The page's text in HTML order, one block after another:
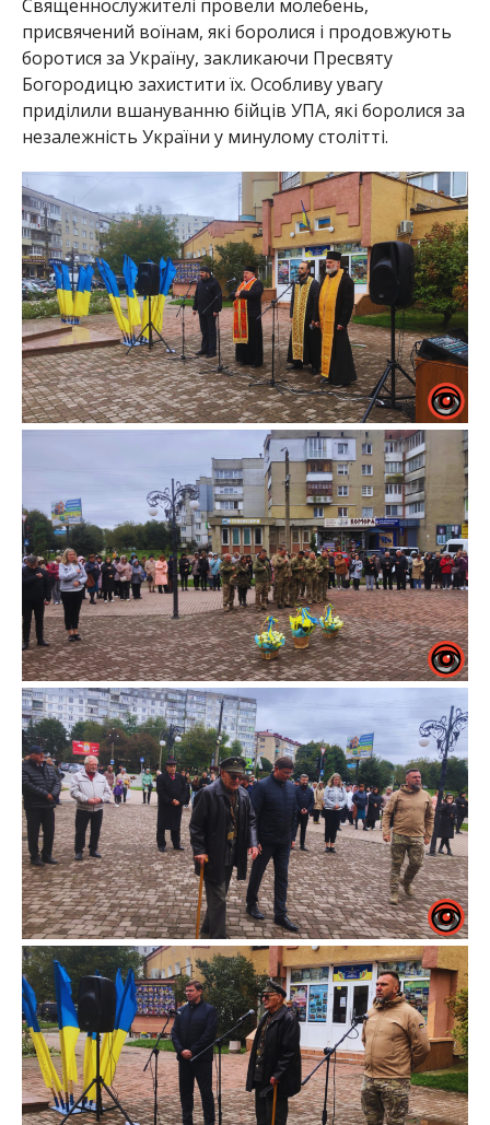
Священнослужителі провели молебень,
присвячений воїнам, які боролися і продовжують
боротися за Україну, закликаючи Пресвяту
Богородицю захистити їх. Особливу увагу
приділили вшануванню бійців УПА, які боролися за
незалежність України у минулому столітті.